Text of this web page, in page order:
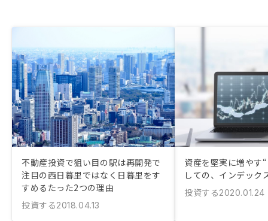
不動産投資で狙い目の駅は再開発で
注目の西日暮里ではなく日暮里をす
すめるたった2つの理由
投資する2018.04.13
資産を堅実に増やす
しての、インデック
投資する2020.01.24